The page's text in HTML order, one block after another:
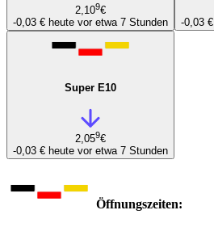
2,109€
-0,03 € heute vor etwa 7 Stunden
-0,03 €
Super E10
2,059€
-0,03 € heute vor etwa 7 Stunden
Öffnungszeiten: